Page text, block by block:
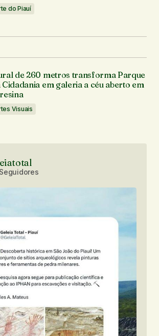
do Piauí
de 260 metros transforma Parque
Cidadania em galeria a céu aberto em
Visuais